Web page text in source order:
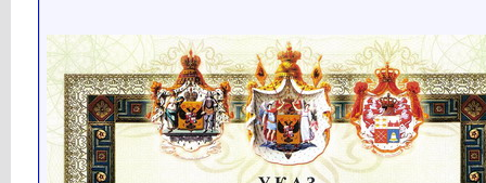
Кубарев
http://www.holyrussia.com/imag...04.10.2019,15:10
Кубарев Новости Святой Руси...06.10.2019,18:55
Викуша Заводчане в Арсеньеве и...10.10.2019,02:04
Кубарев Новости Святой Руси...01.11.2019,15:58
Викуша В число главных ростовщиков...07.11.2019,05:35
Кубарев
Новости Святой Руси...19.11.2019,17:12